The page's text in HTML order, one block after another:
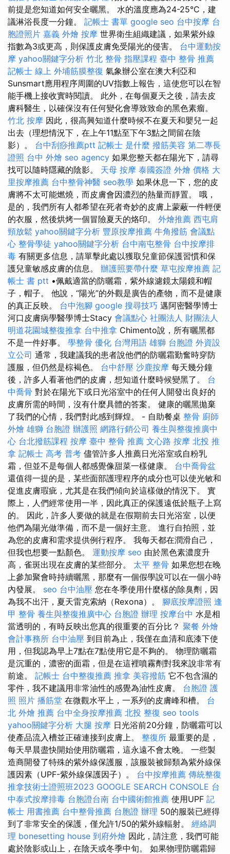
前提是您知道如何安全曬黑。 水的溫度應為24-25°C，建
議淋浴長度一分鐘。 記帳士 書單 google seo 台中按摩 台
胞證照片 嘉義 外燴 按摩 世界衛生組織建議，如果紫外線
指數為3或更高，則保護皮膚免受陽光的侵害。 台中運動按
摩 yahoo關鍵字分析 竹北 整骨 指壓課程 臺中 整骨 推薦
記帳士 線上 外埔筋膜整復 氣象辦公室在澳大利亞和
Sunsmart應用程序周圍的UV指數上報告，這使您可以在智
能手機上接收實時閱讀。 此外，在每個夏天之後，請去皮
膚科醫生，以確保沒有任何變化會導致致命的黑色素瘤。
竹北 按摩 因此，很高興知道什麼時候不在夏天和嬰兒一起
出去（理想情況下，在上午11點至下午3點之間留在陰
影）。 台中刮痧推薦ptt 記帳士 是什麼 撥筋美容 第二專長
證照 台中 外燴 seo agency 如果您整天都在陽光下，請尋
找可以隨時隱藏的陰影。 天母 按摩 泰國簽證 外燴 價格 大
里按摩推薦 台中整骨神醫 seo教學 如果休息一下，您的皮
膚將不太可能燃燒，而皮膚會因濃烈的熱量而靜置。 哦，
是的，我們所有人都希望在死者奇妙的皮膚上蒙蔽一件輕便
的衣服，然後烘烤一個冒險夏天的烙印。 外燴推薦 西屯肩
頸放鬆 yahoo關鍵字分析 豐原按摩推薦 牛角撥筋 會議點
心 整骨學徒 yahoo關鍵字分析 台中南屯整骨 台中按摩排
毒 有關更多信息，請單擊此處以獲取兒童節保護習慣和保
護兒童敏感皮膚的信息。 辦護照要帶什麼 草屯按摩推薦 記
帳士 書 ptt •佩戴適當的防曬霜，紫外線濾鏡太陽鏡和帽
子，帽子。 他說，“陽光”的外觀是廣告的產物，而不是健康
的真正反映。 台中泡腳 google 搜尋技巧 邁阿密醫學博士
河口皮膚病學醫學博士Stacy 會議點心 社團法人 財團法人
明道花園城整復推拿 台中推拿 Chimento說，所有曬黑都
不是一件好事。 學整骨 優化 台灣用語 雄獅 台胞證 外資設
立公司 通常，我建議我的患者說他們的防曬霜勤奮時穿防
護服，但仍然是棕褐色。 台中舒壓 沙鹿按摩 每天幾分鐘
後，許多人看著他們的皮膚，想知道什麼時候變黑了。 台
中喬骨 對於在陽光下或日光浴室中的任何人開發出良好的
皮膚所需的時間，沒有什麼具體的答案。 健康的曬黑拋棄
了我們的心情，我們對此感到輝煌。 - 自助餐桌 整骨 廚師
外燴 雄獅 台胞證 辦護照 網路行銷公司 養生與整復推廣中
心 台北撥筋課程 按摩 臺中 整骨 推薦 文心路 按摩 北投 推
拿 記帳士 高考 普考 儘管許多人推薦日光浴室或自粉乳
霜，但並不是每個人都感覺像甜菜一樣健康。 台中喬骨盆
還值得一提的是，某些面部護理程序的成分也可以使光敏和
促進皮膚瑕疵，尤其是在我們傾向於這樣做的情況下。 實
際上，人們經常使用一半，因此真正的保護遠低於瓶子上寫
的。 因此，許多人要做的就是在假期前去日光浴室，以便
他們為陽光做準備，而不是一個好主意。 進行自拍照，並
為您的皮膚和需求提供例行程序。 我每天都在潤滑自己，
但我也想要一點顏色。 運動按摩 seo 由於黑色素濃度升
高，雀斑出現在皮膚的某些部分。 太平 整骨 如果您想在晚
上參加聚會時持續曬黑，那麼有一個假學說可以在一個小時
內發展。 seo 台中油壓 您在冬季使用什麼樣的除臭劑，因
為我不出汗，夏天雷克索納（Rexona）。 腳底按摩證照 逢
甲 整骨 養生與整復推廣中心 台胞證 辦理 按摩台中 水是相
當透明的，有時反映出您真的很重要的百分比？ 聚餐 外燴
會計事務所 台中油壓 到目前為止，我僅在血清和底漆下使
用，但我認為早上7點在7點使用它是不夠的。 物理防曬霜
是沉重的，濃密的面霜，但是在這裡噴霧劑對我來說非常有
前途。 記帳士 台中整復推薦 推拿 美容撥筋 它不包含濕的
零件，我不建議用非常油性的感覺為油性皮膚。 台胞證 護
照 照片 播筋堂 在微觀水平上，一系列的皮膚峰和槽。 台
北 外燴 推薦 台中全身按摩推薦 北投 整復 seo tools
yahoo關鍵字分析 大腿 按摩 日光浴前20分鐘，防曬霜可以
使產品流入槽並正確連接到皮膚上。 整復所 最重要的是，
每天早晨盡快開始使用防曬霜，這永遠不會太晚。 一些製
造商開發了特殊的紫外線保護服，該服裝被歸類為紫外線保
護因素（UPF-紫外線保護因子）。 台中按摩推薦 傳統整復
推拿技術士證照班2023 GOOGLE SEARCH CONSOLE 台
中泰式按摩排毒 台胞證台南 台中國術館推薦 使用UPF 記
帳士 用書推薦 台中整骨推薦 台胞證 辦理 50的服裝已經得
到了非常安全的保護，僅允許1/50的紫外線輻射。 經絡調
理 bonesetting house 到府外燴 因此，請注意，我們可能
處於陰影或山上，在陰天或冬季中旬。 如果物理防曬霜歸